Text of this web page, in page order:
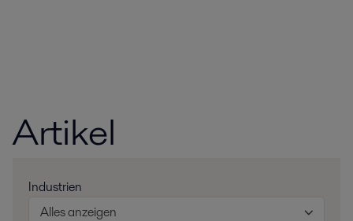
Artikel
Industrien
Alles anzeigen